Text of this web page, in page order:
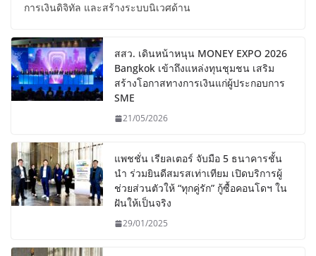
การเงินดิจิทัล และสร้างระบบนิเวศด้าน
สสว. เดินหน้าหนุน MONEY EXPO 2026
Bangkok เข้าถึงแหล่งทุนชุมชน เสริม
สร้างโอกาสทางการเงินแก่ผู้ประกอบการ
SME
21/05/2026
แพชชั่น เรียลเตอร์ จับมือ 5 ธนาคารชั้น
นำ ร่วมยินดีสมรสเท่าเทียม เปิดบริการผู้
ช่วยส่วนตัวให้ “ทุกคู่รัก” กู้ซื้อคอนโดฯ ใน
ฝันให้เป็นจริง
29/01/2025